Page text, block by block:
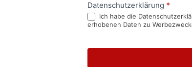
Datenschutzerklärung *
Ich habe die
erhobenen Daten zu